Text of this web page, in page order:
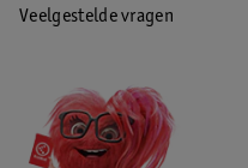
Veelgestelde vragen